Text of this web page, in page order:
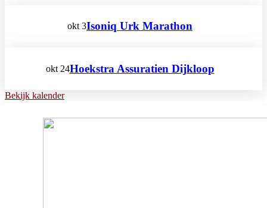
okt 3Isoniq Urk Marathon
okt 24Hoekstra Assuratien Dijkloop
Bekijk kalender